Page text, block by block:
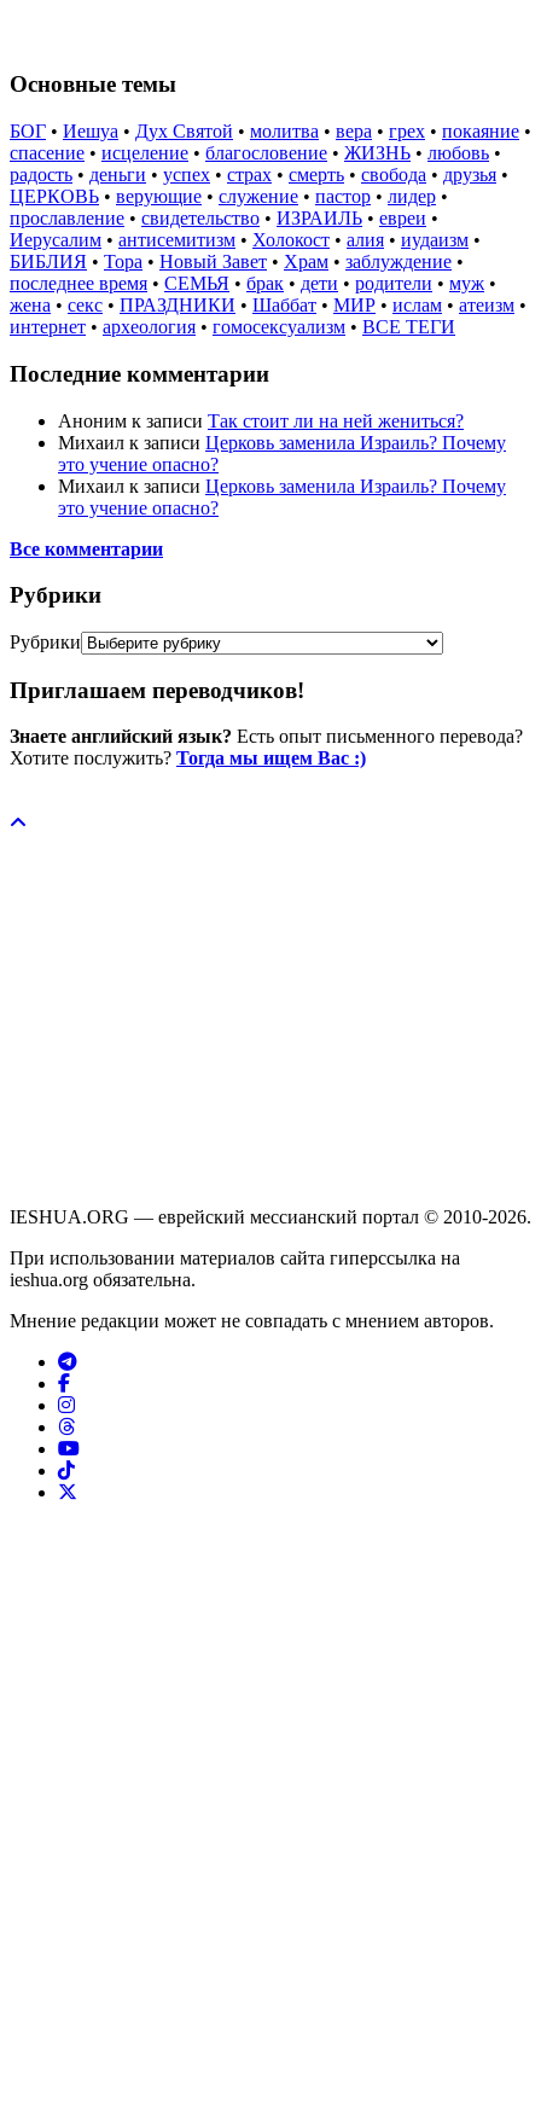
Основные темы
БОГ • Иешуа • Дух Святой • молитва • вера • грех • покаяние •
спасение • исцеление • благословение • ЖИЗНЬ • любовь •
радость • деньги • успех • страх • смерть • свобода • друзья •
ЦЕРКОВЬ • верующие • служение • пастор • лидер •
прославление • свидетельство • ИЗРАИЛЬ • евреи •
Иерусалим • антисемитизм • Холокост • алия • иудаизм •
БИБЛИЯ • Тора • Новый Завет • Храм • заблуждение •
последнее время • СЕМЬЯ • брак • дети • родители • муж •
жена • секс • ПРАЗДНИКИ • Шаббат • МИР • ислам • атеизм •
интернет • археология • гомосексуализм • ВСЕ ТЕГИ
Последние комментарии
Аноним к записи Так стоит ли на ней жениться?
Михаил к записи Церковь заменила Израиль? Почему
это учение опасно?
Михаил к записи Церковь заменила Израиль? Почему
это учение опасно?
Все комментарии
Рубрики
Рубрики
Приглашаем переводчиков!
Знаете английский язык? Есть опыт письменного перевода?
Хотите послужить? Тогда мы ищем Вас :)
IESHUA.ORG — еврейский мессианский портал © 2010-2026.
При использовании материалов сайта гиперссылка на
ieshua.org обязательна.
Мнение редакции может не совпадать с мнением авторов.